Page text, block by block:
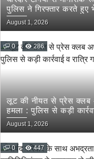
पुलिस ने गिरफ्तार करते हुए
August 1, 2026
0 286
लूट की नीयत से प्रेस क्लब
हमला : पुलिस से कड़ी
August 1, 2026
0 447